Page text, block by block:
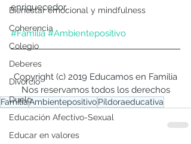
Bienestar emocional y mindfulness
Coherencia
Colegio
Deberes
Divorcio
Duelo
Educación Afectivo-Sexual
Educar en valores
enriquecedor.
#Familia #Ambientepositivo
Copyright (c) 2019 Educamos en Familia
Nos reservamos todos los derechos
FamiliaAmbientepositivoPíldoraeducativa